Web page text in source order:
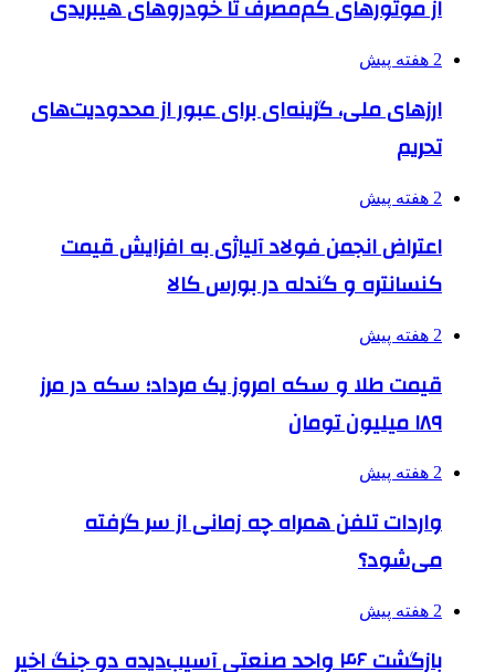
از موتورهای کم‌مصرف تا خودروهای هیبریدی
2 هفته پیش
ارزهای ملی، گزینه‌ای برای عبور از محدودیت‌های
تحریم
2 هفته پیش
اعتراض انجمن فولاد آلیاژی به افزایش قیمت
کنسانتره و گندله در بورس کالا
2 هفته پیش
قیمت طلا و سکه امروز یک مرداد؛ سکه در مرز
۱۸۹ میلیون تومان
2 هفته پیش
واردات تلفن همراه چه زمانی از سر گرفته
می‌شود؟
2 هفته پیش
بازگشت ۴۶ واحد صنعتی آسیب‌دیده دو جنگ اخیر